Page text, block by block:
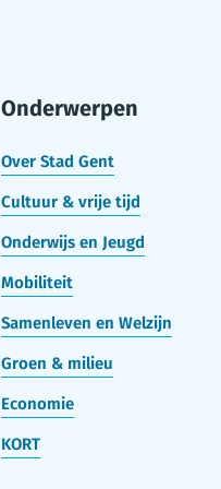
Onderwerpen
Over Stad Gent
Cultuur & vrije tijd
Onderwijs en Jeugd
Mobiliteit
Samenleven en Welzijn
Groen & milieu
Economie
KORT